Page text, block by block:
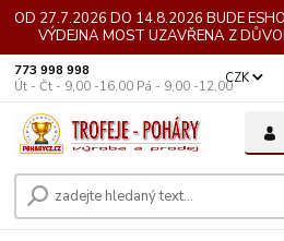
OD 27.7.2026 DO 14.8.2026 BUDE
VÝDEJNA MOST UZAVŘENA Z
CZK
773 998 998
Út - Čt - 9,00 -16,00 Pá - 9,00 -12,00